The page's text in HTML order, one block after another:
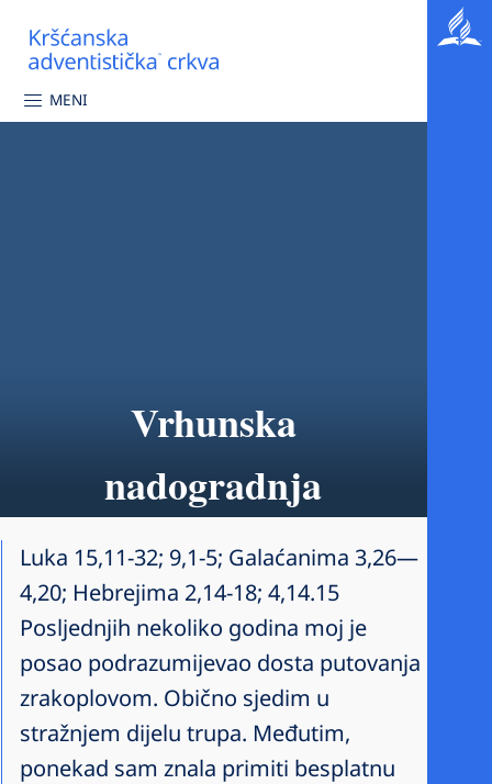
MENI
Vrhunska
nadogradnja
Luka 15,11-32; 9,1-5; Galaćanima 3,26—
4,20; Hebrejima 2,14-18; 4,14.15
Posljednjih nekoliko godina moj je
posao podrazumijevao dosta putovanja
zrakoplovom. Obično sjedim u
stražnjem dijelu trupa. Međutim,
ponekad sam znala primiti besplatnu